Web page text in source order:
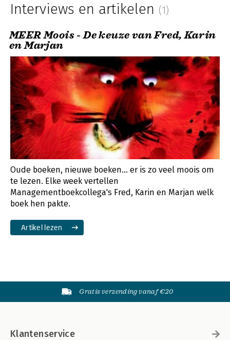
Interviews en artikelen (1)
MEER Moois - De keuze van Fred, Karin
en Marjan
Oude boeken, nieuwe boeken... er is zo veel moois om
te lezen. Elke week vertellen
Managementboekcollega's Fred, Karin en Marjan welk
boek hen pakte.
Artikel lezen
Gratis verzending vanaf €20
Klantenservice